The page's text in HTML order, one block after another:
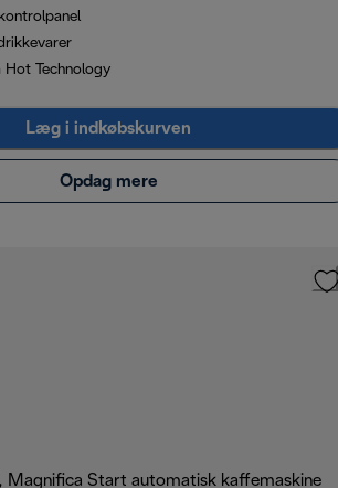
Hot Technology
Læg i indkøbskurven
Opdag mere